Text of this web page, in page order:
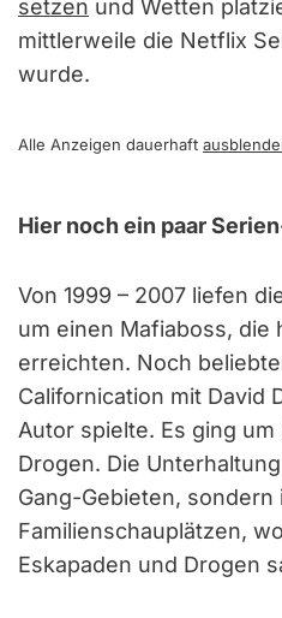
setzen und Wetten
mittlerweile die Netflix
wurde.
Alle Anzeigen dauerhaft
Hier noch ein paar
Von 1999 – 2007 liefen
um einen Mafiaboss, die
erreichten. Noch
Californication mit David
Autor spielte. Es ging
Drogen. Die
Gang-Gebieten, sondern
Familienschauplätzen,
Eskapaden und Drogen